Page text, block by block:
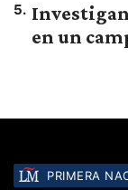
5.
en un
PRIMERA